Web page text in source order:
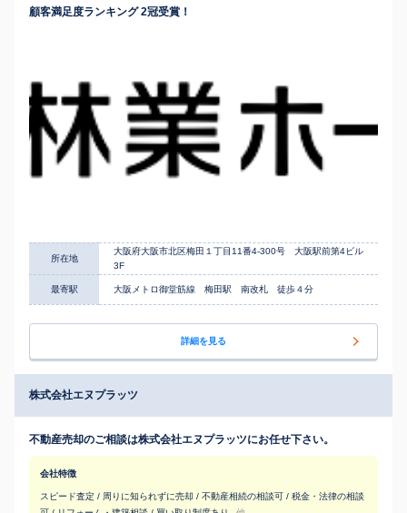
顧客満足度ランキング 2冠受賞！
所在地
大阪府大阪市北区梅田１丁目11番4-300号 大阪駅前第4ビル
3F
最寄駅 大阪メトロ御堂筋線 梅田駅 南改札 徒歩４分
詳細を見る
株式会社エヌプラッツ
不動産売却のご相談は株式会社エヌプラッツにお任せ下さい。
会社特徴
スピード査定 / 周りに知られずに売却 / 不動産相続の相談可 / 税金・法律の相談